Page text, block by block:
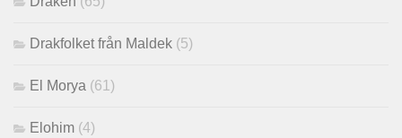
Drakfolket från Maldek (5)
El Morya (61)
Elohim (4)